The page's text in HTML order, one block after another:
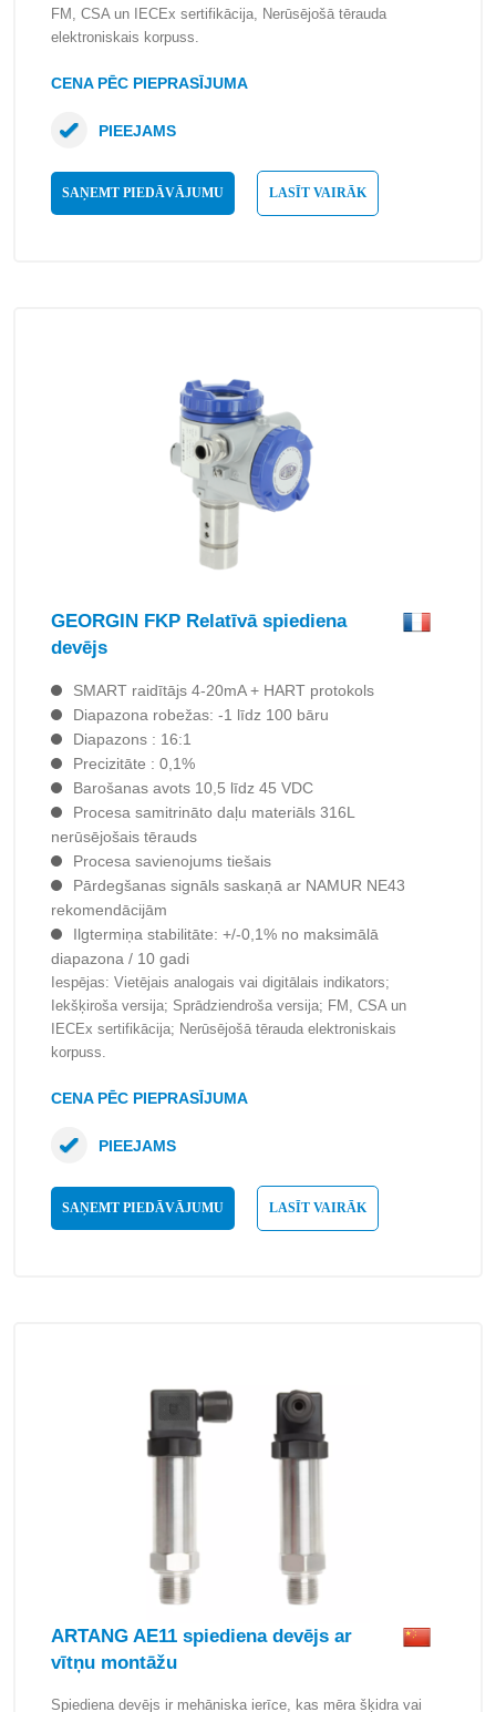
FM, CSA un IECEx sertifikācija, Nerūsējošā tērauda
elektroniskais korpuss.
CENA PĒC PIEPRASĪJUMA
SAŅEMT PIEDĀVĀJUMU LASĪT VAIRĀK
PIEEJAMS
GEORGIN FKP Relatīvā spiediena
devējs
SMART raidītājs 4-20mA + HART protokols
Diapazona robežas: -1 līdz 100 bāru
Diapazons : 16:1
Precizitāte : 0,1%
Barošanas avots 10,5 līdz 45 VDC
Procesa samitrināto daļu materiāls 316L
nerūsējošais tērauds
Procesa savienojums tiešais
Pārdegšanas signāls saskaņā ar NAMUR NE43
rekomendācijām
Ilgtermiņa stabilitāte: +/-0,1% no maksimālā
diapazona / 10 gadi
Iespējas: Vietējais analogais vai digitālais indikators;
Iekšķiroša versija; Sprādziendroša versija; FM, CSA un
IECEx sertifikācija; Nerūsējošā tērauda elektroniskais
korpuss.
CENA PĒC PIEPRASĪJUMA
SAŅEMT PIEDĀVĀJUMU LASĪT VAIRĀK
PIEEJAMS
ARTANG AE11 spiediena devējs ar
vītņu montāžu
Spiediena devējs ir mehāniska ierīce, kas mēra šķidra vai